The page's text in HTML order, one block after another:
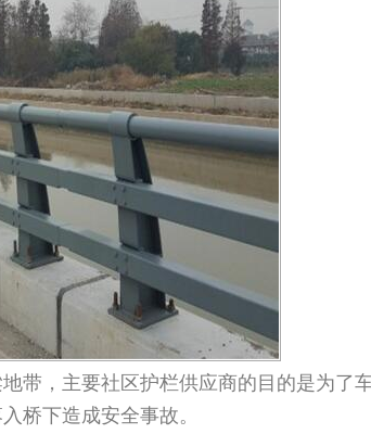
，主要社区护栏供应商的目的是为了
桥下造成安全事故。